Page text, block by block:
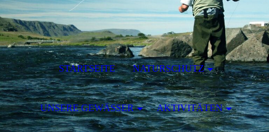
STARTSEITE NATURSCHUTZ
UNSERE GEWÄSSER AKTIVITÄTEN